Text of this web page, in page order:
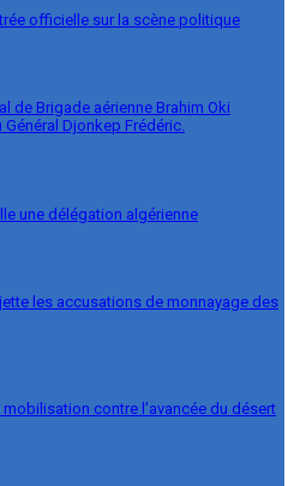
officielle sur la scène politique
de Brigade aérienne Brahim Oki
Djonkep Frédéric.
une délégation algérienne
les accusations de monnayage des
contre l’avancée du désert